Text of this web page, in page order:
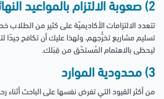
2) صعوبة الالتزام بالمواعيد النهائية
تتعدد الالتزامات الأكاديميّة على كثير من الطلاب
تسليم مشاريع تخرُّجهم، ولهذا عليك أن تكافح
ليحظى بالاهتمام المُستحّق من قِبَلك.
3) محدودية الموارد
من أكثر القيود التي تفرض نفسها على الباحث أثناء